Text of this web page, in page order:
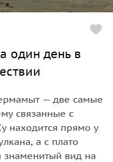
один день в
— две самые
связанные с
находится прямо у
а с плато
знаменитый вид на